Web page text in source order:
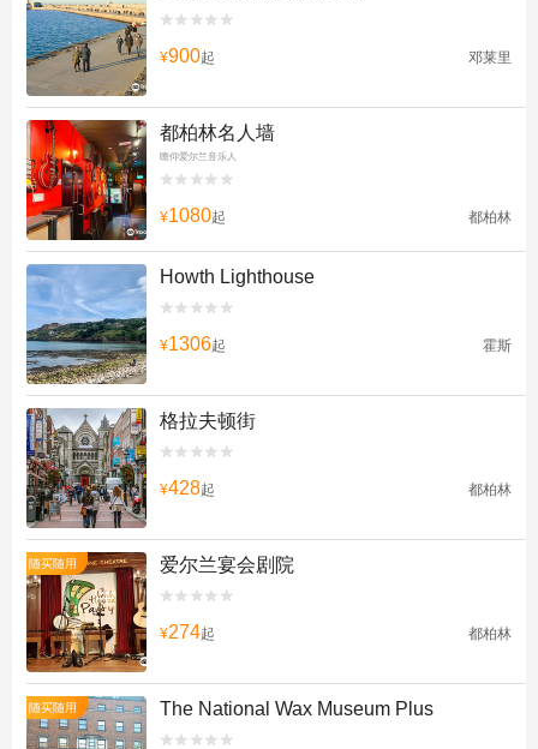


¥900起 邓莱里
都柏林名人墙
瞻仰爱尔兰音乐人


¥1080起 都柏林
Howth Lighthouse


¥1306起 霍斯
格拉夫顿街


¥428起 都柏林
随买随用 爱尔兰宴会剧院


¥274起 都柏林
随买随用 The National Wax Museum Plus

